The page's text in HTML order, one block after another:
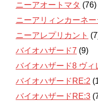
ニーアオートマタ (76)
ニーアリィンカーネ
ニーアレプリカント
バイオハザード7 (9)
バイオハザード8 ヴィ
バイオハザードRE:2
バイオハザードRE:3